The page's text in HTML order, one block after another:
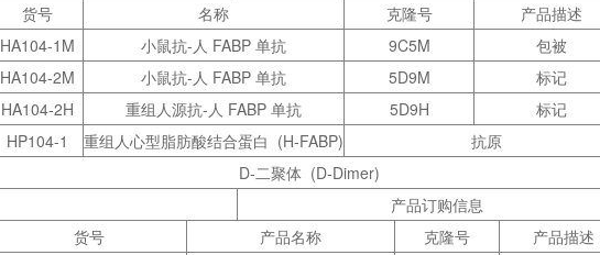
货号
名称 克隆号
产品描述
HA104-1M
小鼠抗-人 FABP 单抗 9C5M
包被
HA104-2M
小鼠抗-人 FABP 单抗 5D9M
标记
HA104-2H
重组人源抗-人 FABP 单抗 5D9H
标记
HP104-1
重组人心型脂肪酸结合蛋白 (H-FABP)
抗原
D-二聚体 (D-Dimer)
产品订购信息
货号
产品名称 克隆号
产品描述